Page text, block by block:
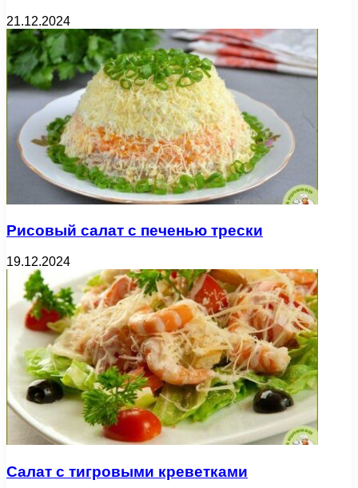
21.12.2024
Рисовый салат с печенью трески
19.12.2024
Салат с тигровыми креветками